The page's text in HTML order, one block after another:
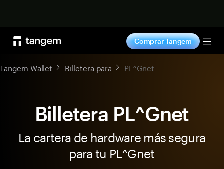
Comprar Tangem
Tangem Wallet Billetera para PL^Gnet
Billetera PL^Gnet
La cartera de hardware más segura
para tu PL^Gnet